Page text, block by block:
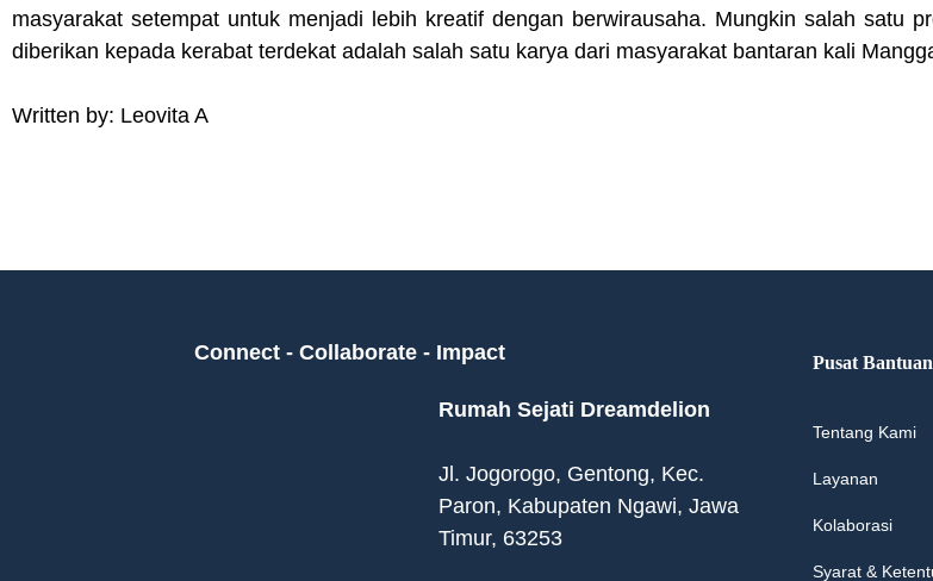
masyarakat setempat untuk menjadi lebih kreatif dengan berwirausaha. Mungkin salah satu
diberikan kepada kerabat terdekat adalah salah satu karya dari masyarakat bantaran kali
Written by: Leovita A
Connect - Collaborate - Impact
Rumah Sejati Dreamdelion
Jl. Jogorogo, Gentong, Kec.
Paron, Kabupaten Ngawi, Jawa
Timur, 63253
Pusat Bantuan
Tentang Kami
Layanan
Kolaborasi
Syarat &